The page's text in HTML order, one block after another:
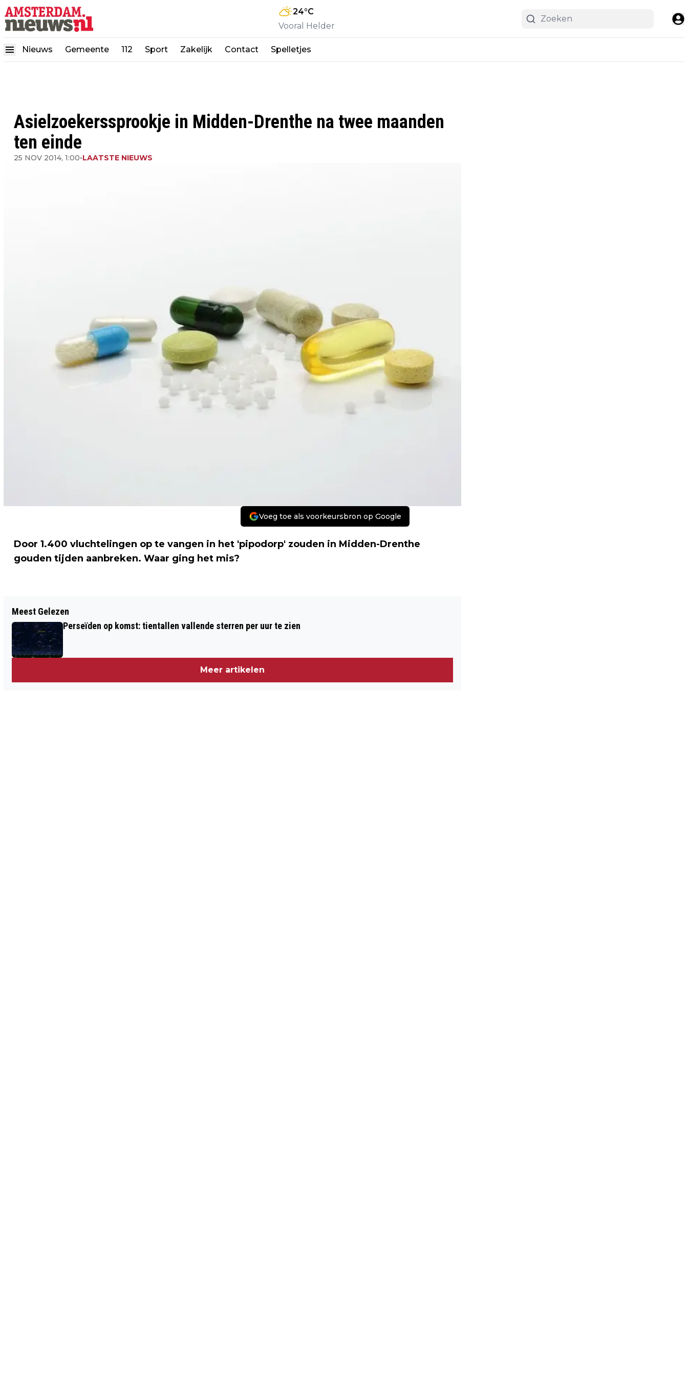
24°C
Vooral Helder
Nieuws Gemeente 112 Sport Zakelijk Contact Spelletjes
Asielzoekerssprookje in Midden-Drenthe na twee maanden
ten einde
25 NOV 2014, 1:00•LAATSTE NIEUWS
Voeg toe als voorkeursbron op Google
Door 1.400 vluchtelingen op te vangen in het 'pipodorp' zouden in Midden-Drenthe
gouden tijden aanbreken. Waar ging het mis?
'MEDIATION IN HET STRAFRECHT MOET
STANDAARD WORDEN'
VAN WITTE PIETEN
Meest Gelezen
Perseïden op komst: tientallen vallende sterren per uur te zien
Meer artikelen